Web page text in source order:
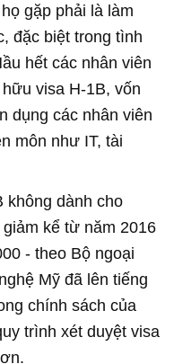
gặp phải là làm
đặc biệt trong tình
hết các nhân viên
visa H-1B, vốn
dụng các nhân viên
môn như IT, tài
không dành cho
kể từ năm 2016
- theo Bộ ngoại
Mỹ đã lên tiếng
chính sách của
trình xét duyệt visa